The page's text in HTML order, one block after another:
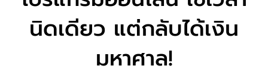
นิดเดียว แต่กลับได้เงิน
มหาศาล!